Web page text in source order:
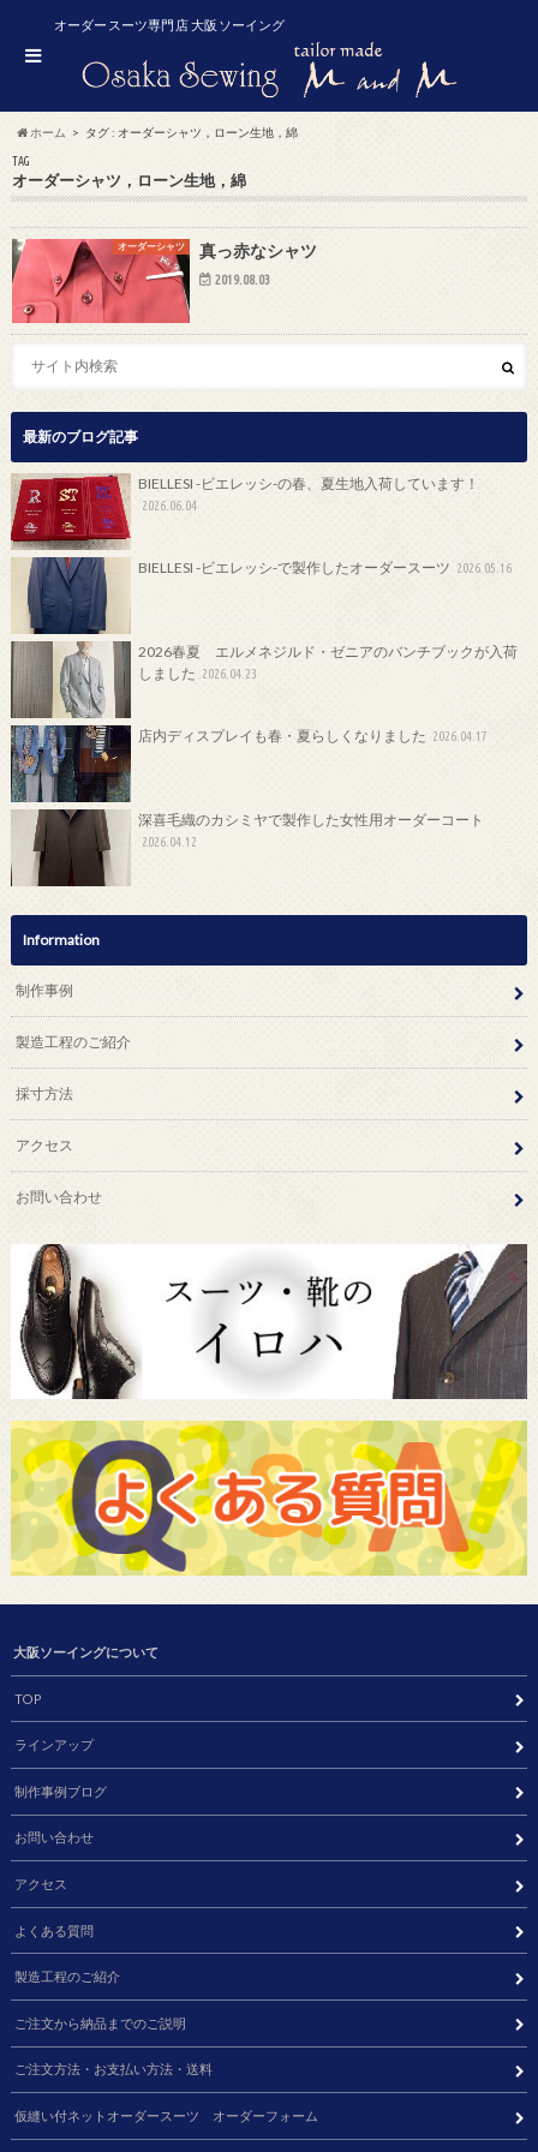
オーダースーツ専門店 大阪ソーイング
ホーム タグ : オーダーシャツ，ローン生地，綿
TAG
オーダーシャツ，ローン生地，綿
オーダーシャツ 真っ赤なシャツ
2019.08.03
最新のブログ記事
BIELLESI -ビエレッシ-の春、夏生地入荷しています！
2026.06.04
BIELLESI -ビエレッシ-で製作したオーダースーツ 2026.05.16
2026春夏 エルメネジルド・ゼニアのバンチブックが入荷
しました 2026.04.23
店内ディスプレイも春・夏らしくなりました 2026.04.17
深喜毛織のカシミヤで製作した女性用オーダーコート
2026.04.12
Information
制作事例
製造工程のご紹介
採寸方法
アクセス
お問い合わせ
大阪ソーイングについて
TOP
ラインアップ
制作事例ブログ
お問い合わせ
アクセス
よくある質問
製造工程のご紹介
ご注文から納品までのご説明
ご注文方法・お支払い方法・送料
仮縫い付ネットオーダースーツ オーダーフォーム